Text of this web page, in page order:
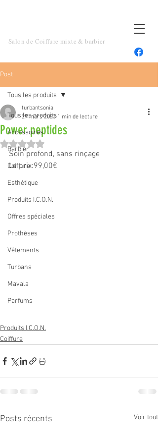
Salon de Coiffure mixte & barbier
Post
Tous les produits
Accessoires
Barbier
Coiffure
Esthétique
Produits I.C.O.N.
Offres spéciales
Prothèses
Vêtements
Turbans
Mavala
Parfums
Tous les produits
Power peptides
turbantsonia
27 mars 2023 1 min de lecture
Noté NaN étoiles sur 5.
Soin profond, sans rinçage
Le prix:99,00€
Produits I.C.O.N.
Coiffure
Posts récents Voir tout